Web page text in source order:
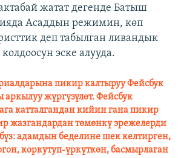
жатат дегенде Батыш
Асаддын режимин, көп
деп табылган ливандык
колдоосун эске алууда.
пикир калтыруу Фейсбук
жүргүзүлөт. Фейсбук
катталгандан кийин гана пикир
жазгандардан төмөнкү эрежелерди
адамдын беделине шек келтирген,
коркутуп-үркүткөн, басмырлаган